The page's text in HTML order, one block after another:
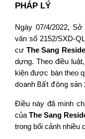
PHÁP LÝ
Ngày 07/4/2022, Sở
văn số 2152/SXD-
cư The Sang
dựng. Theo điều luật,
kiện được bán theo
doanh Bất động sản
Điều này đã minh
của The Sang
trong bối cảnh nhiều